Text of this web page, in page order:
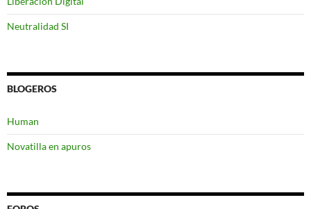
Neutralidad SI
BLOGEROS
Human
Novatilla en apuros